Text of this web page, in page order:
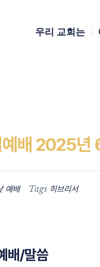
우리 교회는
배 2025년
예배 Tags 히브리서
배/말씀